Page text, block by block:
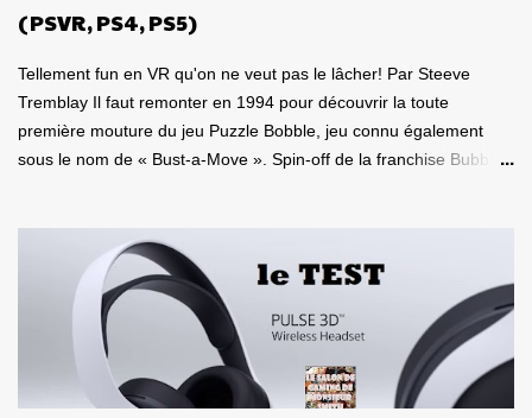
que l'aventure Miles Morales sont approuvés 100% par Valve
pour la compatibilité St...
(PSVR, PS4, PS5)
Tellement fun en VR qu'on ne veut pas le lâcher! Par Steeve
Tremblay Il faut remonter en 1994 pour découvrir la toute
première mouture du jeu Puzzle Bobble, jeu connu également
sous le nom de « Bust-a-Move ». Spin-off de la franchise Bubble
joueurs à travers le monde. Mais là, la franchise vient d'atteindre
un sommet, de prendre une tangente inattendue, soit celle de la
réalité virtuelle! Oui, Puzzle Bobble 3D: Vacation Odyssey peut se
jouer de façon classique sur un téléviseur, mais il peut également
se jouer en VR sur une console de Sony! C'est d'ailleurs sur une
version PlayStation VR à laquelle je me suis attardé. Un jeu de